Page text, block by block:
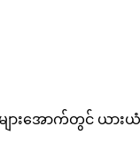
များအောက်တွင်